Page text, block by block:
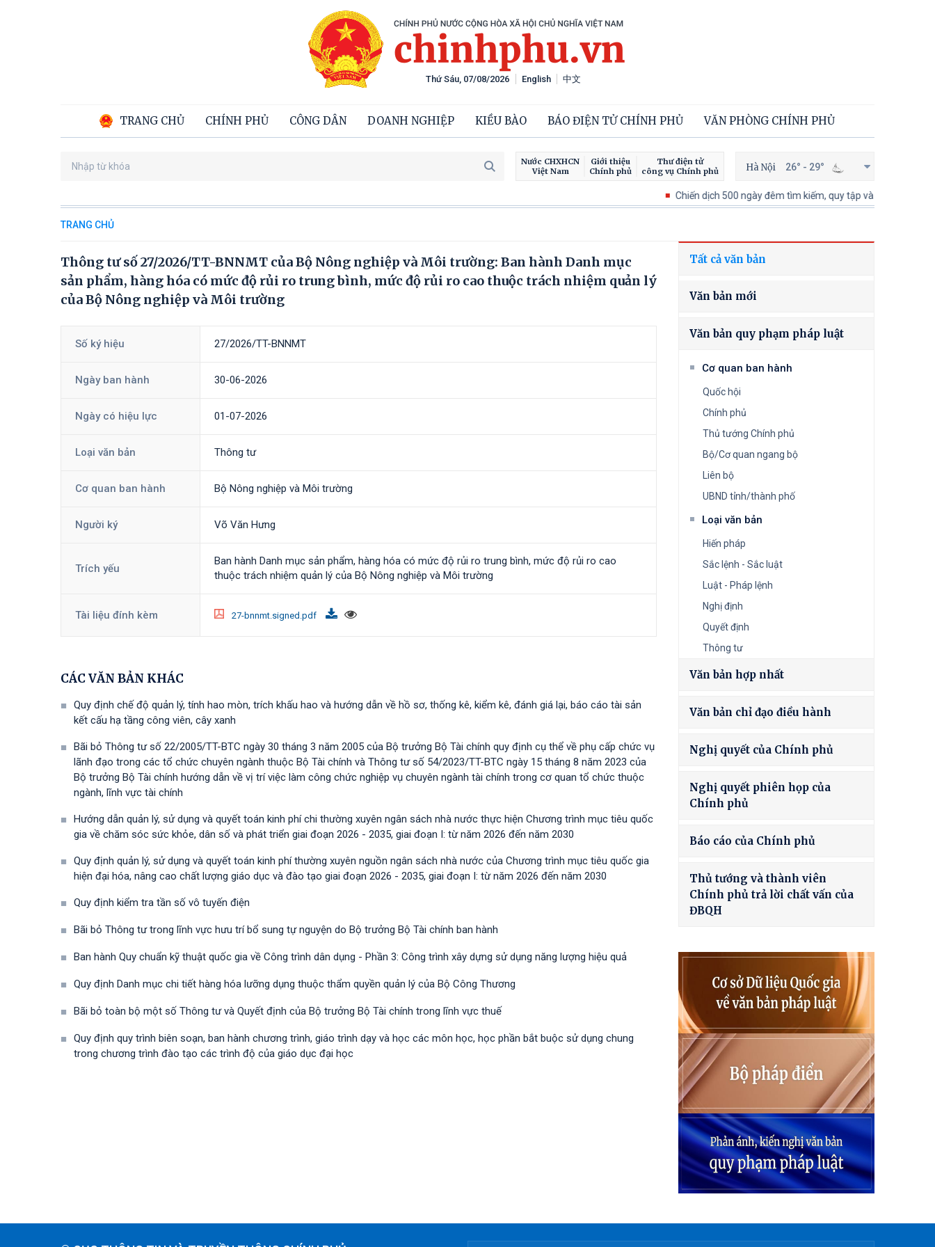
English 中文
TRANG CHỦ CHÍNH PHỦ CÔNG DÂN DOANH NGHIỆP KIỀU BÀO BÁO ĐIỆN TỬ CHÍNH PHỦ VĂN PHÒNG CHÍNH PHỦ
Thứ Sáu, 07/08/2026
Nước CHXHCN
Việt Nam
Giới thiệu
Chính phủ
Thư điện tử
công vụ Chính phủ
Hà Nội 26° - 29°
Chiến dịch 500 ngày đêm tìm kiếm, quy tập và xác định danh tính
TRANG CHỦ
Thông tư số 27/2026/TT-BNNMT của Bộ Nông nghiệp và Môi trường: Ban hành Danh mục
sản phẩm, hàng hóa có mức độ rủi ro trung bình, mức độ rủi ro cao thuộc trách nhiệm quản lý
của Bộ Nông nghiệp và Môi trường
Số ký hiệu 27/2026/TT-BNNMT
Ngày ban hành 30-06-2026
Ngày có hiệu lực 01-07-2026
Loại văn bản Thông tư
Cơ quan ban hành Bộ Nông nghiệp và Môi trường
Người ký Võ Văn Hưng
Trích yếu
Ban hành Danh mục sản phẩm, hàng hóa có mức độ rủi ro trung bình, mức độ rủi ro cao
thuộc trách nhiệm quản lý của Bộ Nông nghiệp và Môi trường
Tài liệu đính kèm 27-bnnmt.signed.pdf
CÁC VĂN BẢN KHÁC
Quy định chế độ quản lý, tính hao mòn, trích khấu hao và hướng dẫn về hồ sơ, thống kê, kiểm kê, đánh giá lại, báo cáo tài sản
kết cấu hạ tầng công viên, cây xanh
Bãi bỏ Thông tư số 22/2005/TT-BTC ngày 30 tháng 3 năm 2005 của Bộ trưởng Bộ Tài chính quy định cụ thể về phụ cấp chức vụ
lãnh đạo trong các tổ chức chuyên ngành thuộc Bộ Tài chính và Thông tư số 54/2023/TT-BTС ngày 15 tháng 8 năm 2023 của
Bộ trưởng Bộ Tài chính hướng dẫn về vị trí việc làm công chức nghiệp vụ chuyên ngành tài chính trong cơ quan tổ chức thuộc
ngành, lĩnh vực tài chính
Hướng dẫn quản lý, sử dụng và quyết toán kinh phí chi thường xuyên ngân sách nhà nước thực hiện Chương trình mục tiêu quốc
gia về chăm sóc sức khỏe, dân số và phát triển giai đoạn 2026 - 2035, giai đoạn I: từ năm 2026 đến năm 2030
Quy định quản lý, sử dụng và quyết toán kinh phí thường xuyên nguồn ngân sách nhà nước của Chương trình mục tiêu quốc gia
hiện đại hóa, nâng cao chất lượng giáo dục và đào tạo giai đoạn 2026 - 2035, giai đoạn I: từ năm 2026 đến năm 2030
Quy định kiểm tra tần số vô tuyến điện
Bãi bỏ Thông tư trong lĩnh vực hưu trí bổ sung tự nguyện do Bộ trưởng Bộ Tài chính ban hành
Ban hành Quy chuẩn kỹ thuật quốc gia về Công trình dân dụng - Phần 3: Công trình xây dựng sử dụng năng lượng hiệu quả
Quy định Danh mục chi tiết hàng hóa lưỡng dụng thuộc thẩm quyền quản lý của Bộ Công Thương
Bãi bỏ toàn bộ một số Thông tư và Quyết định của Bộ trưởng Bộ Tài chính trong lĩnh vực thuế
Quy định quy trình biên soạn, ban hành chương trình, giáo trình dạy và học các môn học, học phần bắt buộc sử dụng chung
trong chương trình đào tạo các trình độ của giáo dục đại học
Tất cả văn bản
Văn bản mới
Văn bản quy phạm pháp luật
Cơ quan ban hành
Quốc hội
Chính phủ
Thủ tướng Chính phủ
Bộ/Cơ quan ngang bộ
Liên bộ
UBND tỉnh/thành phố
Loại văn bản
Hiến pháp
Sắc lệnh - Sắc luật
Luật - Pháp lệnh
Nghị định
Quyết định
Thông tư
Văn bản hợp nhất
Văn bản chỉ đạo điều hành
Nghị quyết của Chính phủ
Nghị quyết phiên họp của
Chính phủ
Báo cáo của Chính phủ
Thủ tướng và thành viên
Chính phủ trả lời chất vấn của
ĐBQH